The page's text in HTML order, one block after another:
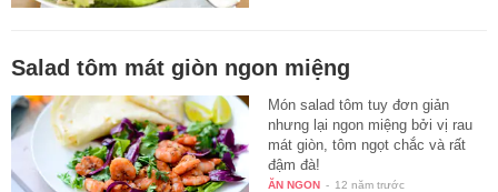
Salad tôm mát giòn ngon miệng
Món salad tôm tuy đơn giản
nhưng lại ngon miệng bởi vị rau
mát giòn, tôm ngọt chắc và rất
đậm đà!
ĂN NGON - 12 năm trước